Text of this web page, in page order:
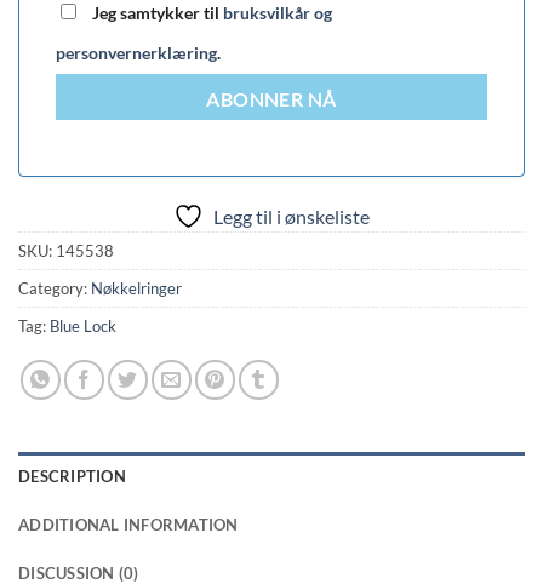
Jeg samtykker til bruksvilkår og
personvernerklæring.
ABONNER NÅ
Legg til i ønskeliste
SKU: 145538
Category: Nøkkelringer
Tag: Blue Lock
DESCRIPTION
ADDITIONAL INFORMATION
DISCUSSION (0)